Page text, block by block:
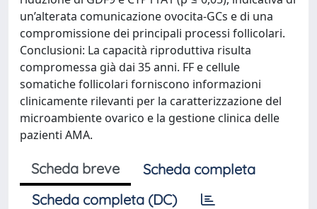
un’alterata comunicazione ovocita-GCs e di una
compromissione dei principali processi follicolari.
Conclusioni: La capacità riproduttiva risulta
compromessa già dai 35 anni. FF e cellule
somatiche follicolari forniscono informazioni
clinicamente rilevanti per la caratterizzazione del
microambiente ovarico e la gestione clinica delle
pazienti AMA.
Scheda breve
Scheda completa
Scheda completa (DC)